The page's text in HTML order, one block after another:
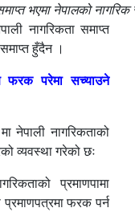
भएमा नेपालको नागरिक
नागरिकता समाप्त
हुँदैन ।
फरक परेमा सच्याउने
नेपाली नागरिकताको
व्यवस्था गरेको छः
प्रमाणपामा
फरक पर्न